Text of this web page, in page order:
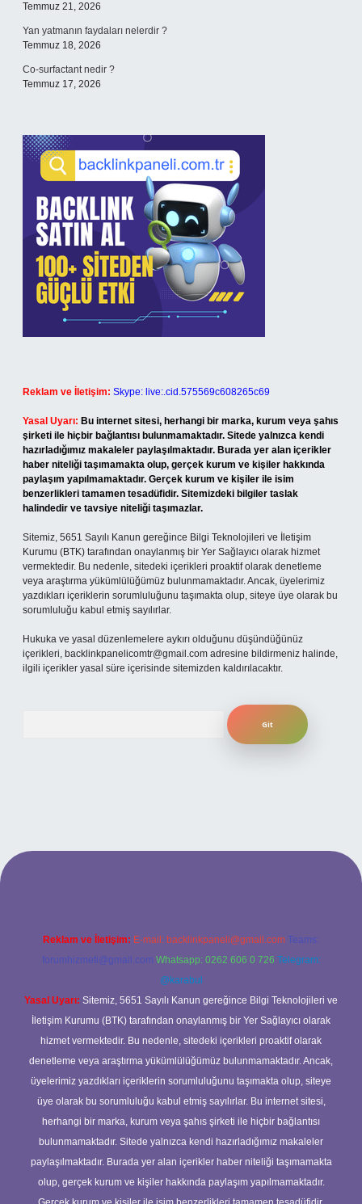
Temmuz 21, 2026
Yan yatmanın faydaları nelerdir ?
Temmuz 18, 2026
Co-surfactant nedir ?
Temmuz 17, 2026
Reklam ve İletişim: Skype: live:.cid.575569c608265c69
Yasal Uyarı: Bu internet sitesi, herhangi bir marka, kurum veya şahıs
şirketi ile hiçbir bağlantısı bulunmamaktadır. Sitede yalnızca kendi
hazırladığımız makaleler paylaşılmaktadır. Burada yer alan içerikler
haber niteliği taşımamakta olup, gerçek kurum ve kişiler hakkında
paylaşım yapılmamaktadır. Gerçek kurum ve kişiler ile isim
benzerlikleri tamamen tesadüfidir. Sitemizdeki bilgiler taslak
halindedir ve tavsiye niteliği taşımazlar.
Sitemiz, 5651 Sayılı Kanun gereğince Bilgi Teknolojileri ve İletişim
Kurumu (BTK) tarafından onaylanmış bir Yer Sağlayıcı olarak hizmet
vermektedir. Bu nedenle, sitedeki içerikleri proaktif olarak denetleme
veya araştırma yükümlülüğümüz bulunmamaktadır. Ancak, üyelerimiz
yazdıkları içeriklerin sorumluluğunu taşımakta olup, siteye üye olarak bu
sorumluluğu kabul etmiş sayılırlar.
Hukuka ve yasal düzenlemelere aykırı olduğunu düşündüğünüz
içerikleri, backlinkpanelicomtr@gmail.com adresine bildirmeniz halinde,
ilgili içerikler yasal süre içerisinde sitemizden kaldırılacaktır.
giriş
Reklam ve İletişim: E-mail: backlinkpaneli@gmail.com Teams:
forumhizmeti@gmail.com Whatsapp: 0262 606 0 726 Telegram:
@karabul
Yasal Uyarı: Sitemiz, 5651 Sayılı Kanun gereğince Bilgi Teknolojileri ve
İletişim Kurumu (BTK) tarafından onaylanmış bir Yer Sağlayıcı olarak
hizmet vermektedir. Bu nedenle, sitedeki içerikleri proaktif olarak
denetleme veya araştırma yükümlülüğümüz bulunmamaktadır. Ancak,
üyelerimiz yazdıkları içeriklerin sorumluluğunu taşımakta olup, siteye
üye olarak bu sorumluluğu kabul etmiş sayılırlar. Bu internet sitesi,
herhangi bir marka, kurum veya şahıs şirketi ile hiçbir bağlantısı
bulunmamaktadır. Sitede yalnızca kendi hazırladığımız makaleler
paylaşılmaktadır. Burada yer alan içerikler haber niteliği taşımamakta
olup, gerçek kurum ve kişiler hakkında paylaşım yapılmamaktadır.